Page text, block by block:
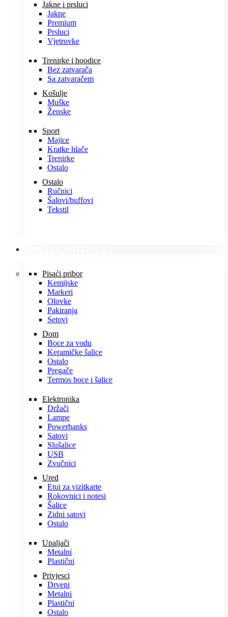
Jakne i prsluci
Jakne
Premium
Prsluci
Vjetrovke
Trenirke i hoodice
Bez zatvarača
Sa zatvaračem
Košulje
Muške
Ženske
Sport
Majice
Kratke hlače
Trenirke
Ostalo
Ostalo
Ručnici
Šalovi/buffovi
Tekstil
Pisaći pribor
Kemijske
Markeri
Olovke
Pakiranja
Setovi
Dom
Boce za vodu
Keramičke šalice
Ostalo
Pregače
Termos boce i šalice
Elektronika
Držači
Lampe
Powerbanks
Satovi
Slušalice
USB
Zvučnici
Ured
Etui za vizitkarte
Rokovnici i notesi
Šalice
Zidni satovi
Ostalo
Upaljači
Metalni
Plastični
Privjesci
Drveni
Metalni
Plastični
Ostalo